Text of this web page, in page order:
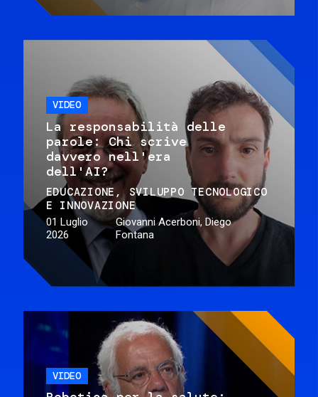
VIDEO
La responsabilità delle
parole: Chi scrive
davvero nell'era
dell'AI?
EDUCAZIONE
SVILUPPO TECNOLOGICO
E INNOVAZIONE
01 Luglio
2026
Giovanni Acerboni, Diego
Fontana
VIDEO